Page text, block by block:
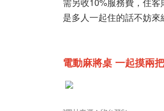
是多人一起住的話不妨來
電動麻將桌 一起摸兩把